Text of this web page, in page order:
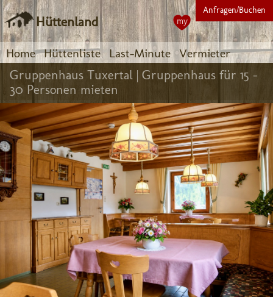
Hüttenland
Home Hüttenliste Last-Minute Vermieter
Anfragen/Buchen
my
Gruppenhaus Tuxertal | Gruppenhaus für 15 -
30 Personen mieten